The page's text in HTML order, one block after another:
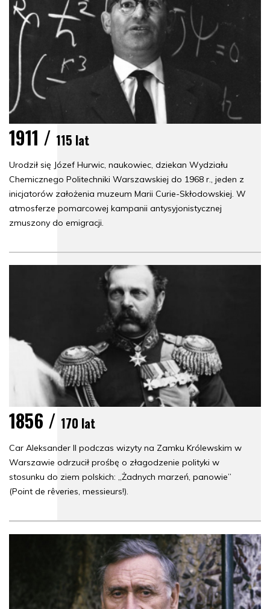
1911 / 115 lat
Urodził się Józef Hurwic, naukowiec, dziekan Wydziału
Chemicznego Politechniki Warszawskiej do 1968 r., jeden z
inicjatorów założenia muzeum Marii Curie-Skłodowskiej. W
atmosferze pomarcowej kampanii antysyjonistycznej
zmuszony do emigracji.
1856 / 170 lat
Car Aleksander II podczas wizyty na Zamku Królewskim w
Warszawie odrzucił prośbę o złagodzenie polityki w
stosunku do ziem polskich: „Żadnych marzeń, panowie”
(Point de rêveries, messieurs!).